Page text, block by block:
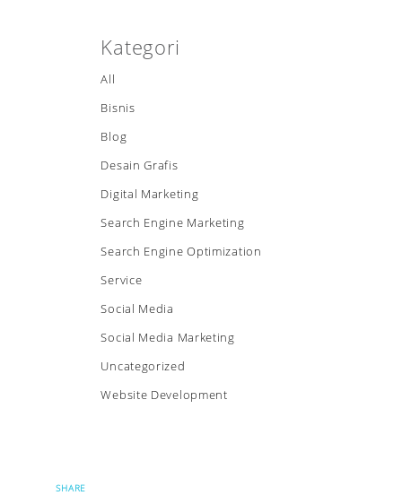
Kategori
All
Bisnis
Blog
Desain Grafis
Digital Marketing
Search Engine Marketing
Search Engine Optimization
Service
Social Media
Social Media Marketing
Uncategorized
Website Development
SHARE